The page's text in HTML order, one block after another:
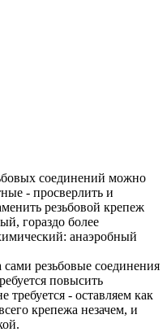
соединений можно
- просверлить и
резьбовой крепеж
гораздо более
анаэробный
сами резьбовые соединения
повысить
требуется - оставляем как
крепежа незачем, и